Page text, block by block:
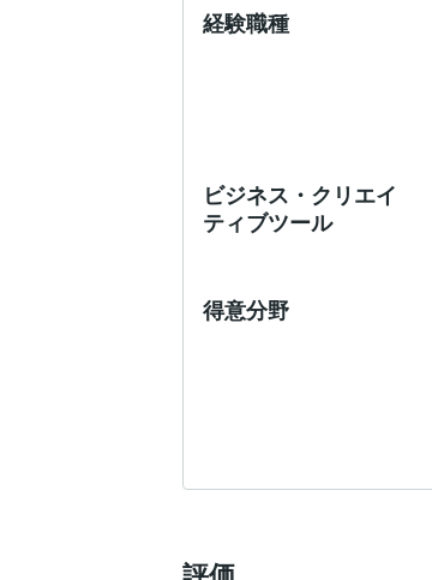
経験職種
ビジネス・クリエイ
ティブツール
得意分野